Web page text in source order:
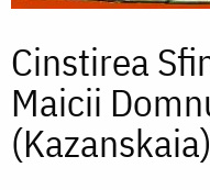
Cinstirea
Maicii
(Kazanskaia)